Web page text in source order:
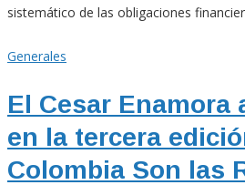
sistemático de las obligaciones
Generales
El Cesar Enamora
en la tercera
Colombia Son las